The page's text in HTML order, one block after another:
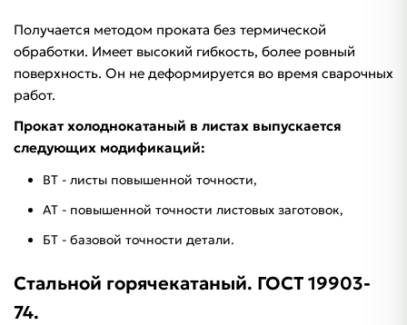
Получается методом проката без термической
обработки. Имеет высокий гибкость, более ровный
поверхность. Он не деформируется во время сварочных
работ.
Прокат холоднокатаный в листах выпускается
следующих модификаций:
ВТ - листы повышенной точности,
АТ - повышенной точности листовых заготовок,
БТ - базовой точности детали.
Стальной горячекатаный. ГОСТ 19903-
74.